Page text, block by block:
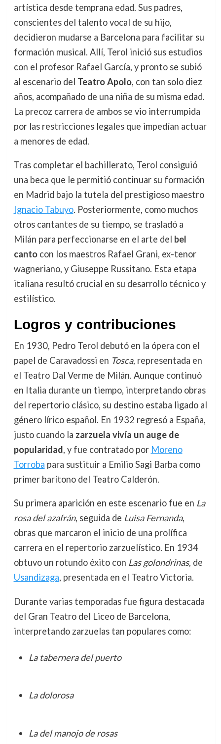
artística desde temprana edad. Sus padres,
conscientes del talento vocal de su hijo,
decidieron mudarse a Barcelona para facilitar su
formación musical. Allí, Terol inició sus estudios
con el profesor Rafael García, y pronto se subió
al escenario del Teatro Apolo, con tan solo diez
años, acompañado de una niña de su misma edad.
La precoz carrera de ambos se vio interrumpida
por las restricciones legales que impedían actuar
a menores de edad.
Tras completar el bachillerato, Terol consiguió
una beca que le permitió continuar su formación
en Madrid bajo la tutela del prestigioso maestro
Ignacio Tabuyo. Posteriormente, como muchos
otros cantantes de su tiempo, se trasladó a
Milán para perfeccionarse en el arte del bel
cantocon los maestros Rafael Grani, ex-tenor
wagneriano, y Giuseppe Russitano. Esta etapa
italiana resultó crucial en su desarrollo técnico y
estilístico.
Logros y contribuciones
En 1930, Pedro Terol debutó en la ópera con el
papel de Caravadossi en Tosca, representada en
el Teatro Dal Verme de Milán. Aunque continuó
en Italia durante un tiempo, interpretando obras
del repertorio clásico, su destino estaba ligado al
género lírico español. En 1932 regresó a España,
justo cuando la zarzuela vivía un auge de
popularidad, y fue contratado por Moreno
Torroba para sustituir a Emilio Sagi Barba como
primer barítono del Teatro Calderón.
Su primera aparición en este escenario fue en La
rosa del azafrán, seguida de Luisa Fernanda,
obras que marcaron el inicio de una prolífica
carrera en el repertorio zarzuelístico. En 1934
obtuvo un rotundo éxito con Las golondrinas, de
Usandizaga, presentada en el Teatro Victoria.
Durante varias temporadas fue figura destacada
del Gran Teatro del Liceo de Barcelona,
interpretando zarzuelas tan populares como:
La tabernera del puerto
La dolorosa
La del manojo de rosas